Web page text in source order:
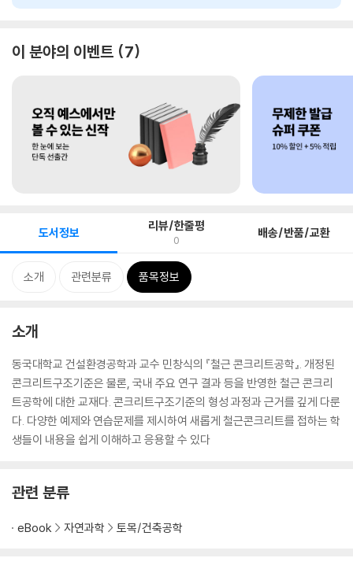
이 분야의 이벤트 7
도서정보 리뷰/한줄평
0 배송/반품/교환
소개 관련분류 품목정보
소개
동국대학교 건설환경공학과 교수 민창식의 『철근 콘크리트공학』. 개정된
콘크리트구조기준은 물론, 국내 주요 연구 결과 등을 반영한 철근 콘크리
트공학에 대한 교재다. 콘크리트구조기준의 형성 과정과 근거를 깊게 다룬
다. 다양한 예제와 연습문제를 제시하여 새롭게 철근콘크리트를 접하는 학
생들이 내용을 쉽게 이해하고 응용할 수 있다
관련 분류
eBook 자연과학 토목/건축공학